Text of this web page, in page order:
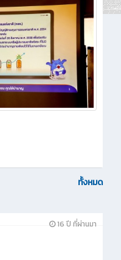
ทั้งหมด
16 ปี ที่ผ่านมา